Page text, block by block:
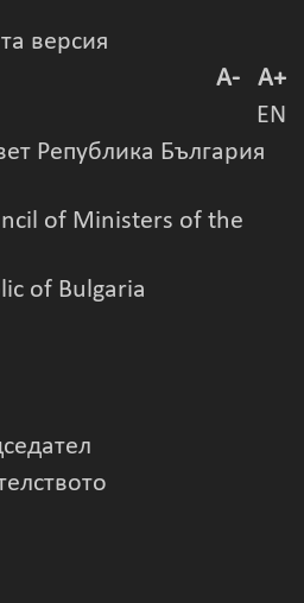
версия
A-
A+
EN
Република България
of Ministers of the
of Bulgaria